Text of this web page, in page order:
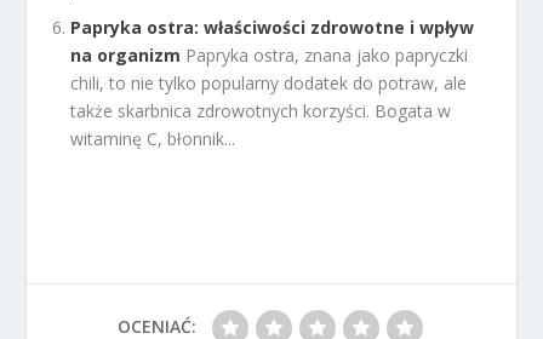
Papryka ostra: właściwości zdrowotne i wpływ
na organizm Papryka ostra, znana jako papryczki
chili, to nie tylko popularny dodatek do potraw, ale
także skarbnica zdrowotnych korzyści. Bogata w
witaminę C, błonnik...
OCENIAĆ: